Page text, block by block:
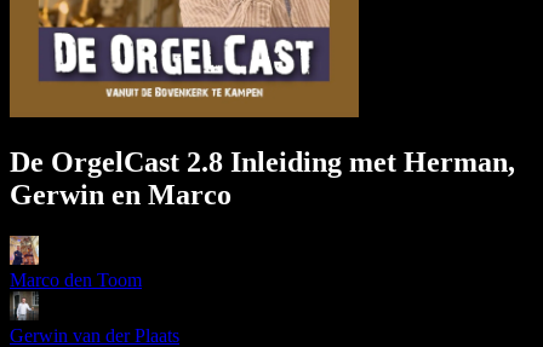
De OrgelCast 2.8 Inleiding met Herman,
Gerwin en Marco
Marco den Toom
Gerwin van der Plaats